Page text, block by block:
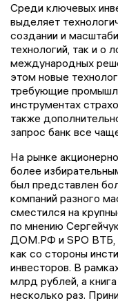
Среди ключевых
выделяет
создании и
технологий, так и о
международных
этом новые
требующие
инструментах
также
запрос банк все
На рынке
более
был представлен
компаний разного
сместился на
по мнению
ДОМ.РФ и SPO ВТБ,
как со стороны
инвесторов. В
млрд рублей, а
несколько раз.